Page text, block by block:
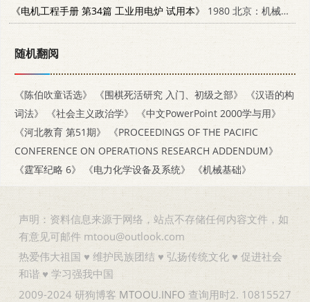
《电机工程手册 第34篇 工业用电炉 试用本》
1980 北京：机械工业出版社 15033·4633
随机翻阅
《陈伯吹童话选》 《围棋死活研究 入门、初级之部》
《汉语的构
词法》
《社会主义政治学》
《中文PowerPoint 2000学与用》
《河北教育 第51期》
《PROCEEDINGS OF THE PACIFIC
CONFERENCE ON OPERATIONS RESEARCH ADDENDUM》
《霆军纪略 6》
《电力化学设备及系统》 《机械基础》
声明：资料信息来源于网络，站点不存储任何内容文件，如
有意见可邮件 mtoou@outlook.com
热爱伟大祖国 ♥ 维护民族团结 ♥ 弘扬传统文化 ♥ 促进社会
和谐 ♥ 学习强我中国
2009-2024 研狗博客 MTOOU.INFO 查询用时2. 10815527